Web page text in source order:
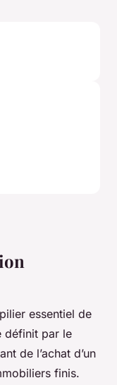
essentiel de
définit par le
de l’achat d’un
finis.